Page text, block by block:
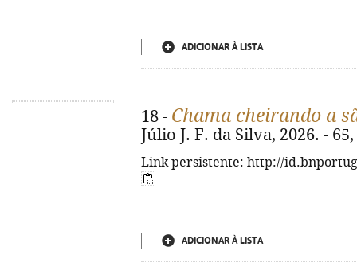
ADICIONAR À LISTA
18 - Chama cheirando a
Júlio J. F. da Silva, 2026. -
Link persistente: http://
ADICIONAR À LISTA